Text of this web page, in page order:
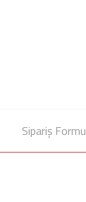
Sipariş Formu